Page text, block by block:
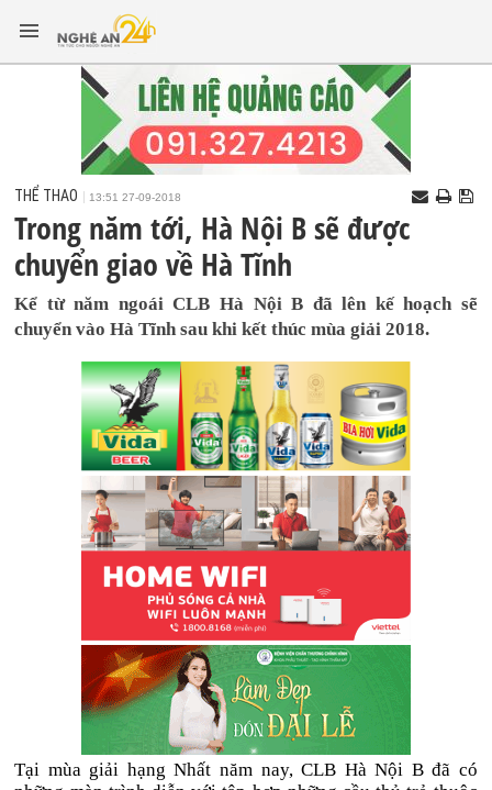
THỂ THAO 13:51 27-09-2018
Trong năm tới, Hà Nội B sẽ được
chuyển giao về Hà Tĩnh
Kể từ năm ngoái CLB Hà Nội B đã lên kế hoạch sẽ
chuyển vào Hà Tĩnh sau khi kết thúc mùa giải 2018.
Tại mùa giải hạng Nhất năm nay, CLB Hà Nội B đã có